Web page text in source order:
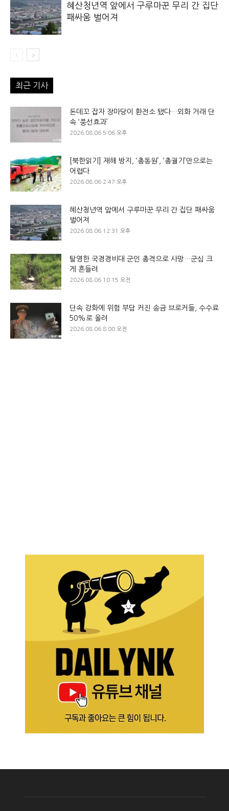
혜산청년역 앞에서 구루마꾼 무리 간 집단
패싸움 벌어져
최근 기사
돈데꼬 잡자 장마당이 환전소 됐다…외화 거래 단
속 ‘풍선효과’
2026.08.06 5:06 오후
[북한읽기] 재해 방지, ‘총동원’, ‘총궐기’만으로는
어렵다
2026.08.06 2:47 오후
혜산청년역 앞에서 구루마꾼 무리 간 집단 패싸움
벌어져
2026.08.06 12:31 오후
탈영한 국경경비대 군인 총격으로 사망…군심 크
게 흔들려
2026.08.06 10:15 오전
단속 강화에 위험 부담 커진 송금 브로커들, 수수료
50%로 올려
2026.08.06 8:00 오전